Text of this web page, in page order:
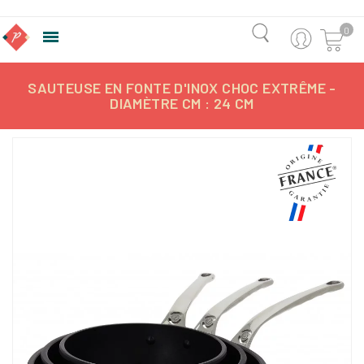
 0
SAUTEUSE EN FONTE D'INOX CHOC EXTRÊME -
DIAMÈTRE CM : 24 CM